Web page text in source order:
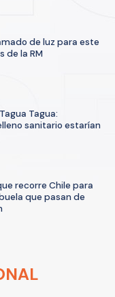
de luz para este
de la RM
Tagua:
sanitario estarían
recorre Chile para
que pasan de